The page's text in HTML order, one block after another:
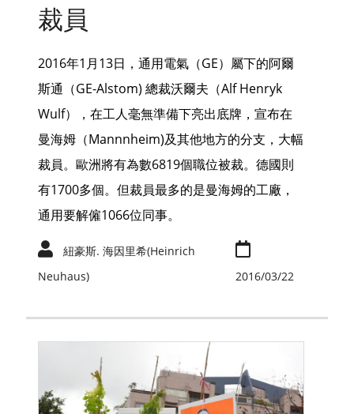
裁員
2016年1月13日，通用電氣（GE）屬下的阿爾
斯通（GE-Alstom) 總裁沃爾夫（Alf Henryk
Wulf），在工人毫無準備下亮出底牌，宣布在
曼海姆（Mannnheim)及其他地方的分支，大幅
裁員。歐洲將有為數6819個職位被裁。德國則
有1700多個。但裁員最多的是曼海姆的工廠，
通用要解僱1066位同事。
紐豪斯. 海因里希(Heinrich
Neuhaus)
2016/03/22